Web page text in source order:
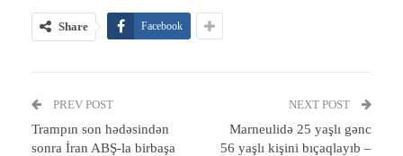
Share Facebook
PREV POST
Trampın son hədəsindən
sonra İran ABŞ-la birbaşa
NEXT POST
Marneulidə 25 yaşlı gənc
56 yaşlı kişini bıçaqlayıb –